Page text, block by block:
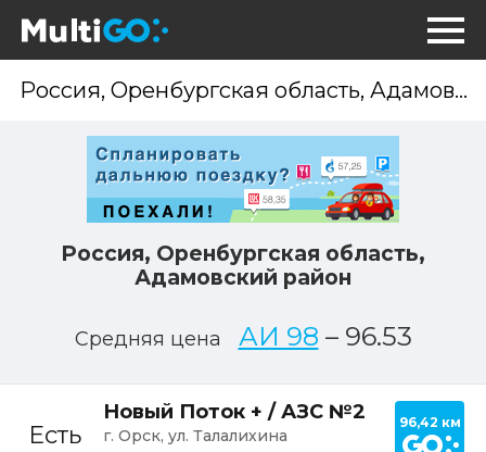
Россия, Оренбургская область,
Адамовский район
Средняя цена АИ 98 – 96.53
Есть
Новый Поток + / АЗС №2
г. Орск, ул. Талалихина
96,42 км